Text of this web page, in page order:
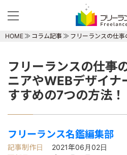
HOME コラム記事 フリーランスの仕
フリーランスの仕事
ニアやWEBデザイナ
すすめの7つの方法！
フリーランス名鑑編集部
記事制作日
2021年06月02日